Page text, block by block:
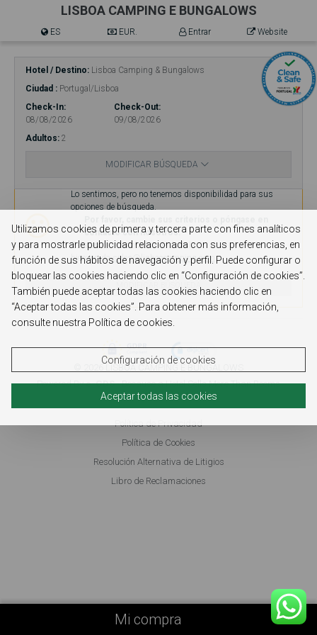
LISBOA CAMPING E BUNGALOWS
ES EUR. Entrar Website
Hotel / Destino
Lisboa Camping & Bungalows
Ciudad
Portugal/Lisboa
Check-In
08/08/2026
Check-Out
09/08/2026
Adultos 2
MODIFICAR BÚSQUEDA
Mi compra
Lo sentimos, pero no tenemos disponibilidad para sus
opciones de búsqueda.
contacto con nosotros.
Estaremos encantados de darle la
bienvenida.sales@lisboacamping.com
MODIFICAR BÚSQUEDA
© 2026 LISBOA CAMPING E BUNGALOWS
Powered Bye-GDS- Because a Hotel Sells More Than Rooms
Política de Privacidad
Política de Cookies
Resolución Alternativa de Litigios
Libro de Reclamaciones
Utilizamos cookies de primera y tercera parte con fines analíticos
y para mostrarle publicidad relacionada con sus preferencias, en
función de sus hábitos de navegación y perfil. Puede configurar o
bloquear las cookies haciendo clic en “Configuración de cookies”.
También puede aceptar todas las cookies haciendo clic en
“Aceptar todas las cookies”. Para obtener más información,
consulte nuestra Política de cookies.
Configuración de cookies
Aceptar todas las cookies